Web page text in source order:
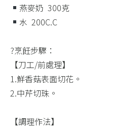
燕麥奶 ​ 300克​
水 ​ 200C.C​
?烹飪步驟：​
【刀工/前處理】​
1.鮮香菇表面切花。​
2.中芹切珠。​
【調理作法】​